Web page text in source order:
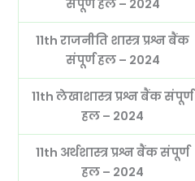
संपूर्ण हल – 2024
11th राजनीति शास्त्रप्रश्न बैंक
संपूर्ण हल – 2024
11th लेखाशास्त्रप्रश्न बैंक संपूर्ण
हल – 2024
11th अर्थशास्त्रप्रश्न बैंक संपूर्ण
हल – 2024